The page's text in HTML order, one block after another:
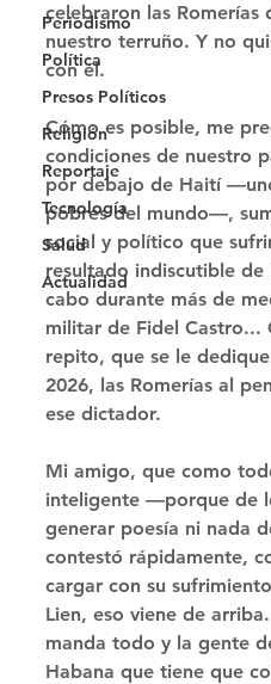
Periodismo
Política
Presos Políticos
Religión
Reportaje
Tecnología
Salud
Actualidad
celebraron las Romerías
nuestro terruño. Y no
con él.
Cómo es posible, me
condiciones de nuestro
por debajo de Haití
pobres del mundo—,
social y político que
resultado indiscutible
cabo durante más de
militar de Fidel Castro...
repito, que se le
2026, las Romerías al
ese dictador.
Mi amigo, que como
inteligente —porque de
generar poesía ni nada
contestó rápidamente,
cargar con su
Lien, eso viene de
manda todo y la gente
Habana que tiene que